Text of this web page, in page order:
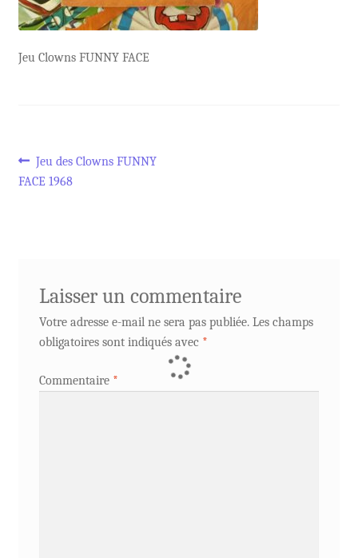
Jeu Clowns FUNNY FACE
Navigation
Article
précédent :
Jeu des Clowns FUNNY
FACE 1968
Laisser un commentaire
Votre adresse e-mail ne sera pas publiée. Les champs
obligatoires sont indiqués avec *
Commentaire *